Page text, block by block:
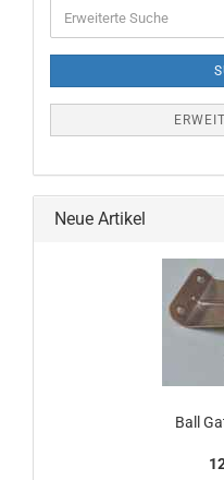
Suche
Neue Artikel
Ball